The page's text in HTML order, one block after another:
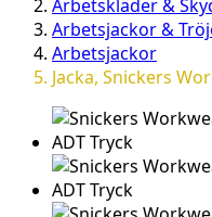
Arbetskläder &
Arbetsjackor &
Arbetsjackor
Jacka, Snickers